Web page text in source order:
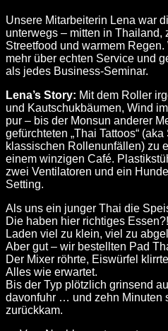
Unsere Mitarbeiterin Lena war
unterwegs – mitten in Thailand,
Streetfood und warmem
mehr über echten Service und
als jedes Business-Seminar.
Lena’s Story: Mit dem Roller
und Kautschukbäumen, Wind
pur – bis der Monsun anderer
gefürchteten „Thai Tattoos“
klassischen Rollenunfällen) zu
einem winzigen Café.
zwei Ventilatoren und ein
Setting.
Als uns ein junger Thai die
Die haben hier richtiges Essen?!
Laden viel zu klein, viel zu
Aber gut – wir bestellten Pad
Der Mixer röhrte, Eiswürfel
Alles wie erwartet.
Bis der Typ plötzlich grinsend
davonfuhr … und zehn Minuten
zurückkam.